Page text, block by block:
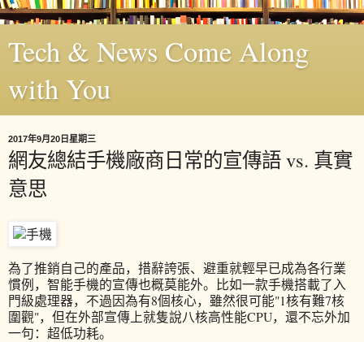
Tech & News Come Along
with You
2017年9月20日星期三
網友總結手機廠商日常的宣傳語 vs. 真實
意思
為了推銷自己的產品，措辭誇張、避重就輕早已成為各行業
慣例，智能手機的宣傳也概莫能外。比如一款手機搭載了入
門級處理器，不過因為有8個核心，雖然很可能"1核有難7核
圍觀"，但在外部宣傳上就隻說八核高性能CPU，還不忘外加
一句：超低功耗。